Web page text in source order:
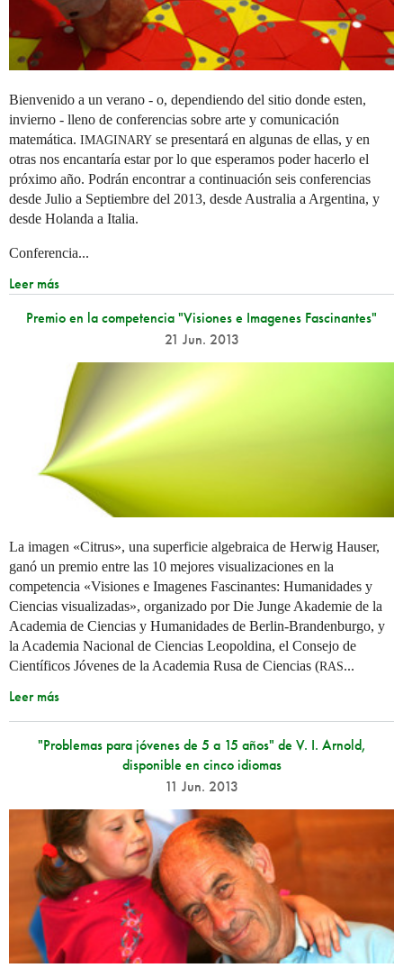
Bienvenido a un verano - o, dependiendo del sitio donde esten,
invierno - lleno de conferencias sobre arte y comunicación
matemática. IMAGINARY se presentará en algunas de ellas, y en
otras nos encantaría estar por lo que esperamos poder hacerlo el
próximo año. Podrán encontrar a continuación seis conferencias
desde Julio a Septiembre del 2013, desde Australia a Argentina, y
desde Holanda a Italia.
Conferencia...
Leer más
Premio en la competencia "Visiones e Imagenes Fascinantes"
21 Jun. 2013
La imagen «Citrus», una superficie algebraica de Herwig Hauser,
ganó un premio entre las 10 mejores visualizaciones en la
competencia «Visiones e Imagenes Fascinantes: Humanidades y
Ciencias visualizadas», organizado por Die Junge Akademie de la
Academia de Ciencias y Humanidades de Berlin-Brandenburgo, y
la Academia Nacional de Ciencias Leopoldina, el Consejo de
Científicos Jóvenes de la Academia Rusa de Ciencias (RAS...
Leer más
"Problemas para jóvenes de 5 a 15 años" de V. I. Arnold,
disponible en cinco idiomas
11 Jun. 2013